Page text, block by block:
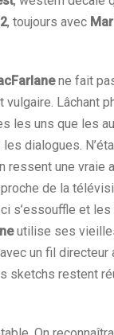
, toujours avec
ne fait
Lâchant
les uns que les
dialogues.
ressent une vraie
de la
s’essouffle et
utilise ses
un fil directeur
sketchs restent